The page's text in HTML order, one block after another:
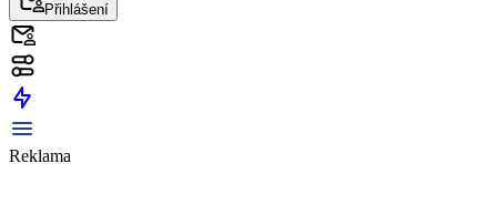
Přihlášení
Reklama